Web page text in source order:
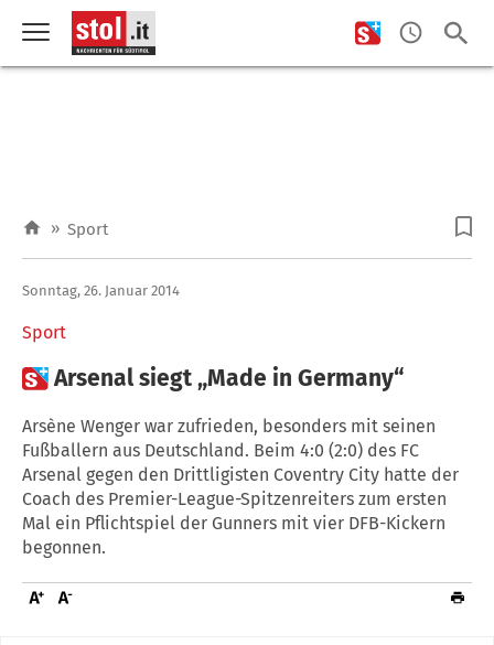
» Sport
Sport
Sonntag, 26. Januar 2014
Arsenal siegt „Made in Germany“
Arsène Wenger war zufrieden, besonders mit seinen
Fußballern aus Deutschland. Beim 4:0 (2:0) des FC
Arsenal gegen den Drittligisten Coventry City hatte der
Coach des Premier-League-Spitzenreiters zum ersten
Mal ein Pflichtspiel der Gunners mit vier DFB-Kickern
begonnen.